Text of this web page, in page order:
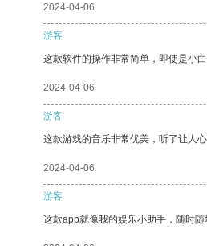
2024-04-06
游客
这款软件的操作非常简单，即使是小白
2024-04-06
游客
这款游戏的音乐非常优美，听了让人心
2024-04-06
游客
这款app就像我的娱乐小助手，随时随